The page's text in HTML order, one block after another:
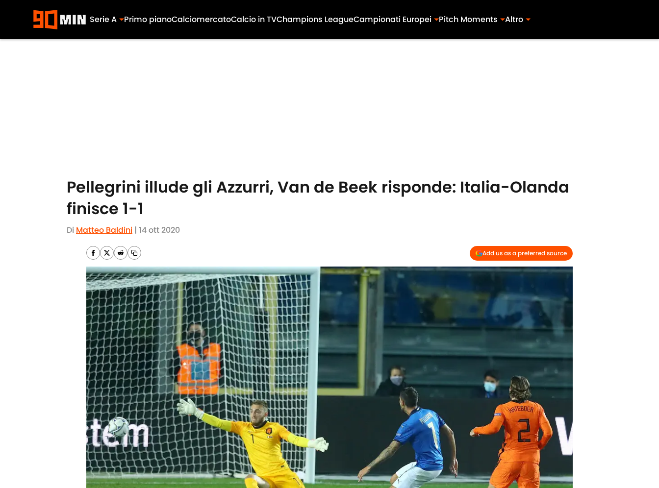
Serie A Primo pianoCalciomercatoCalcio in TVChampions LeagueCampionati Europei Pitch Moments Altro
Pellegrini illude gli Azzurri, Van de Beek risponde: Italia-Olanda
finisce 1-1
Di Matteo Baldini | 14 ott 2020
Add us as a preferred source